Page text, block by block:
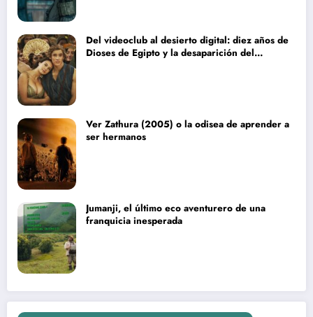
Del videoclub al desierto digital: diez años de
Dioses de Egipto y la desaparición del
Ver Zathura (2005) o la odisea de aprender a
ser hermanos
Jumanji, el último eco aventurero de una
franquicia inesperada